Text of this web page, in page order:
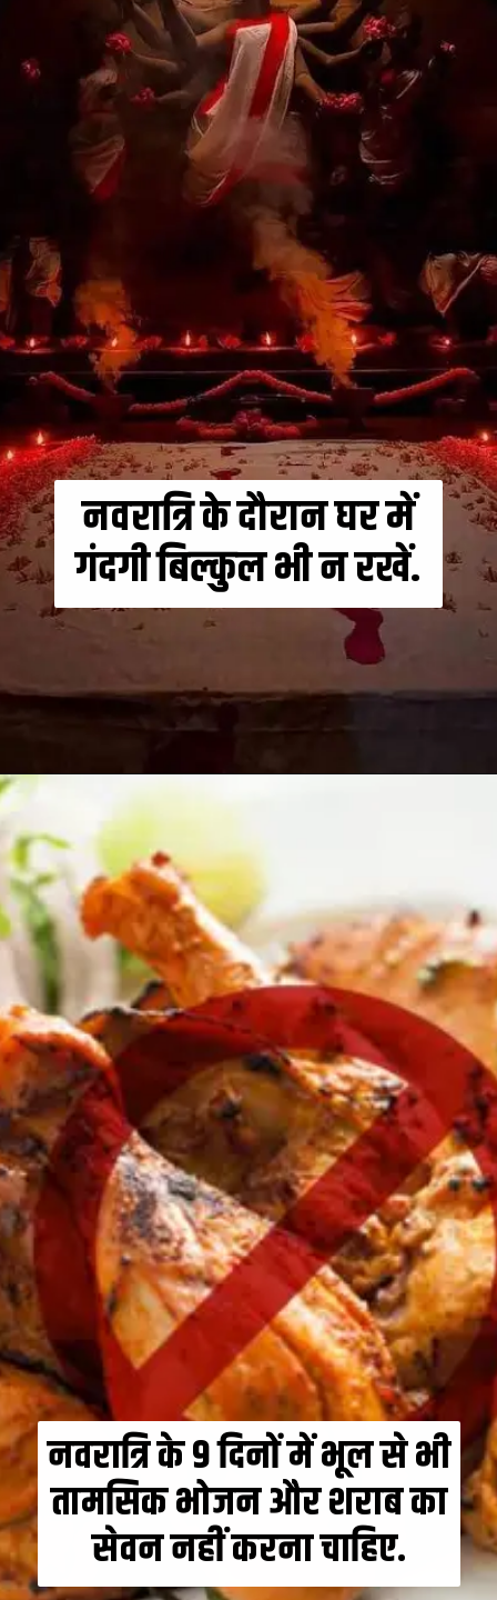
नवरात्रि के दौरान घर में
गंदगी बिल्कुल भी न रखें.
नवरात्रि के 9 दिनों में भूल से भी
तामसिक भोजन और शराब का
सेवन नहीं करना चाहिए.